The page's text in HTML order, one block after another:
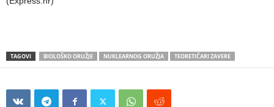
TAGOVI BIOLOŠKO ORUŽJE NUKLEARNOG ORUŽJA TEORETIČARI ZAVERE